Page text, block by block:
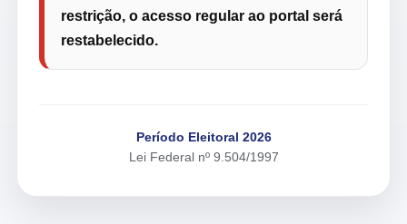
restrição, o acesso regular ao portal será
restabelecido.
Período Eleitoral 2026
Lei Federal nº 9.504/1997